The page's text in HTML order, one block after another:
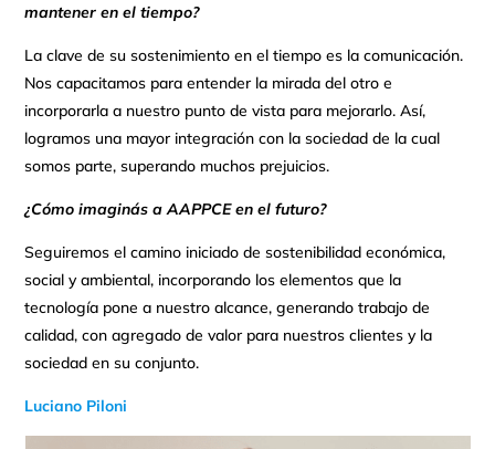
mantener en el tiempo?
La clave de su sostenimiento en el tiempo es la comunicación.
Nos capacitamos para entender la mirada del otro e
incorporarla a nuestro punto de vista para mejorarlo. Así,
logramos una mayor integración con la sociedad de la cual
somos parte, superando muchos prejuicios.
¿Cómo imaginás a AAPPCE en el futuro?
Seguiremos el camino iniciado de sostenibilidad económica,
social y ambiental, incorporando los elementos que la
tecnología pone a nuestro alcance, generando trabajo de
calidad, con agregado de valor para nuestros clientes y la
sociedad en su conjunto.
Luciano Piloni